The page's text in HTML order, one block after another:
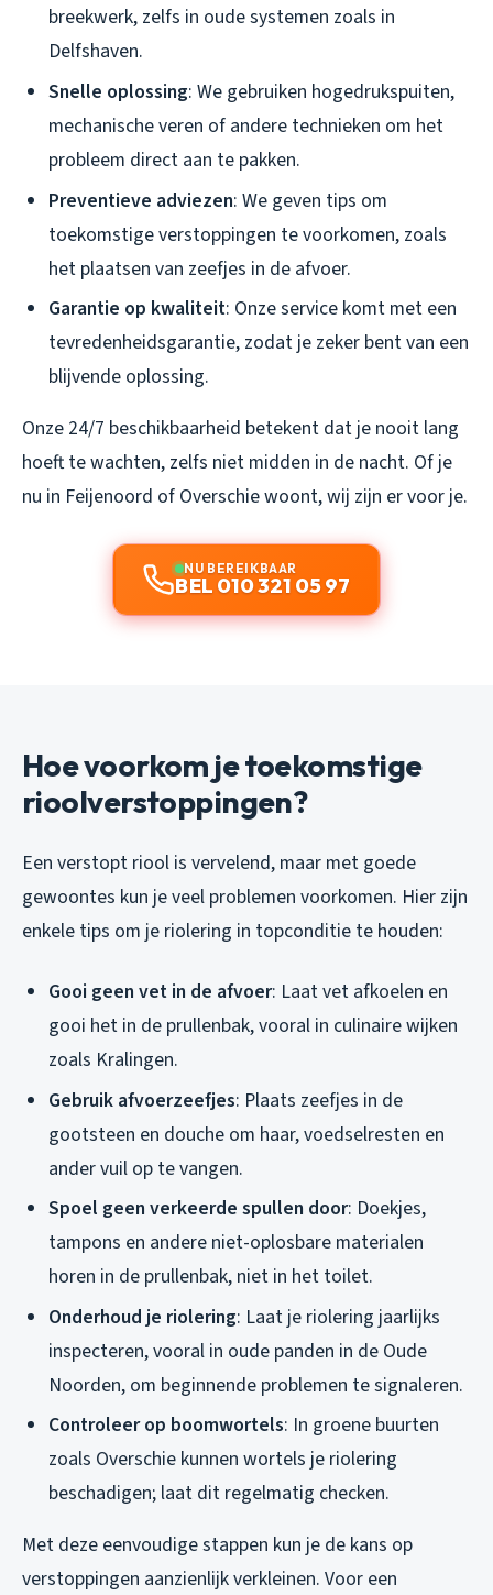
breekwerk, zelfs in oude systemen zoals in
Delfshaven.
Snelle oplossing: We gebruiken hogedrukspuiten,
mechanische veren of andere technieken om het
probleem direct aan te pakken.
Preventieve adviezen: We geven tips om
toekomstige verstoppingen te voorkomen, zoals
het plaatsen van zeefjes in de afvoer.
Garantie op kwaliteit: Onze service komt met een
tevredenheidsgarantie, zodat je zeker bent van een
blijvende oplossing.
Onze 24/7 beschikbaarheid betekent dat je nooit lang
hoeft te wachten, zelfs niet midden in de nacht. Of je
nu in Feijenoord of Overschie woont, wij zijn er voor je.
NU BEREIKBAAR
BEL 010 321 05 97
Hoe voorkom je toekomstige
rioolverstoppingen?
Een verstopt riool is vervelend, maar met goede
gewoontes kun je veel problemen voorkomen. Hier zijn
enkele tips om je riolering in topconditie te houden:
Gooi geen vet in de afvoer: Laat vet afkoelen en
gooi het in de prullenbak, vooral in culinaire wijken
zoals Kralingen.
Gebruik afvoerzeefjes: Plaats zeefjes in de
gootsteen en douche om haar, voedselresten en
ander vuil op te vangen.
Spoel geen verkeerde spullen door: Doekjes,
tampons en andere niet-oplosbare materialen
horen in de prullenbak, niet in het toilet.
Onderhoud je riolering: Laat je riolering jaarlijks
inspecteren, vooral in oude panden in de Oude
Noorden, om beginnende problemen te signaleren.
Controleer op boomwortels: In groene buurten
zoals Overschie kunnen wortels je riolering
beschadigen; laat dit regelmatig checken.
Met deze eenvoudige stappen kun je de kans op
verstoppingen aanzienlijk verkleinen. Voor een